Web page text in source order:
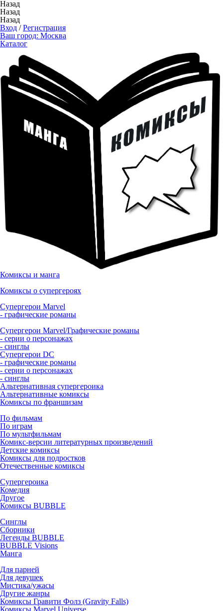
Назад
Назад
Назад
Вход /Регистрация
Ваш город: Москва
Каталог
Комиксы и манга
Комиксы о супергероях
Супергерои Marvel
- графические романы
Супергерои Marvel/Графические романы
- серии о персонажах
- синглы
Супергерои DC
- графические романы
- серии о персонажах
- синглы
Альтернативная супергероика
Альтернативные комиксы
Комиксы по франшизам
По фильмам
По играм
По мультфильмам
Комикс-версии литературных произведений
Детские комиксы
Комиксы для подростков
Отечественные комиксы
Супергероика
Комедия
Другое
Комиксы BUBBLE
Синглы
Сборники
Легенды BUBBLE
BUBBLE Visions
Манга
Для парней
Для девушек
Мистика/ужасы
Другие жанры
Комиксы Гравити Фолз (Gravity Falls)
Комиксы Marvel Universe